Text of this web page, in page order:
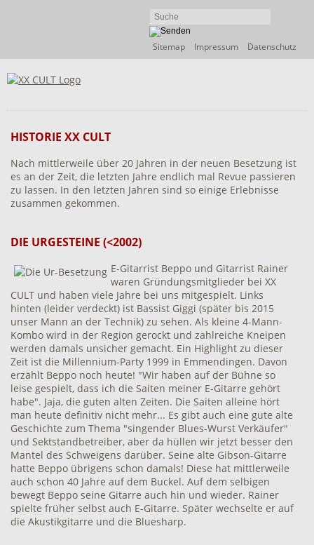
Navigation
Sitemap Impressum Datenschutz
HISTORIE XX CULT
Nach mittlerweile über 20 Jahren in der neuen Besetzung ist
es an der Zeit, die letzten Jahre endlich mal Revue passieren
zu lassen. In den letzten Jahren sind so einige Erlebnisse
zusammen gekommen.
DIE URGESTEINE (<2002)
E-Gitarrist Beppo und Gitarrist Rainer
waren Gründungsmitglieder bei XX
CULT und haben viele Jahre bei uns mitgespielt. Links
hinten (leider verdeckt) ist Bassist Giggi (später bis 2015
unser Mann an der Technik) zu sehen. Als kleine 4-Mann-
Kombo wird in der Region gerockt und zahlreiche Kneipen
werden damals unsicher gemacht. Ein Highlight zu dieser
Zeit ist die Millennium-Party 1999 in Emmendingen. Davon
erzählt Beppo noch heute! "Wir haben auf der Bühne so
leise gespielt, dass ich die Saiten meiner E-Gitarre gehört
habe". Jaja, die guten alten Zeiten. Die Saiten alleine hört
man heute definitiv nicht mehr... Es gibt auch eine gute alte
Geschichte zum Thema "singender Blues-Wurst Verkäufer"
und Sektstandbetreiber, aber da hüllen wir jetzt besser den
Mantel des Schweigens darüber. Seine alte Gibson-Gitarre
hatte Beppo übrigens schon damals! Diese hat mittlerweile
auch schon 40 Jahre auf dem Buckel. Auf dem selbigen
bewegt Beppo seine Gitarre auch hin und wieder. Rainer
spielte früher selbst auch E-Gitarre. Später wechselte er auf
die Akustikgitarre und die Bluesharp.